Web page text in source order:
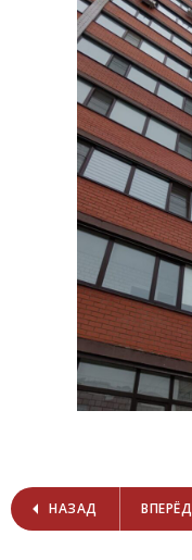
НАЗАД ВПЕРЁД